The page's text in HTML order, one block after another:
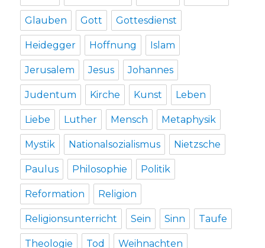
Glauben Gott Gottesdienst
Heidegger Hoffnung Islam
Jerusalem Jesus Johannes
Judentum Kirche Kunst Leben
Liebe Luther Mensch Metaphysik
Mystik Nationalsozialismus Nietzsche
Paulus Philosophie Politik
Reformation Religion
Religionsunterricht Sein Sinn Taufe
Theologie Tod Weihnachten